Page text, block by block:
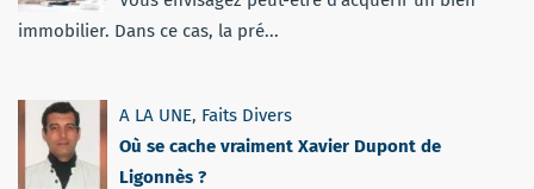
immobilier. Dans ce cas, la pré...
A LA UNE, Faits Divers
Où se cache vraiment Xavier Dupont de
Ligonnès ?